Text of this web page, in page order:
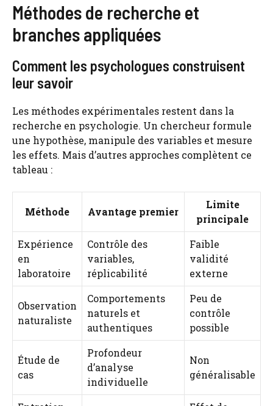
Méthodes de recherche et
branches appliquées
Comment les psychologues construisent
leur savoir
Les méthodes expérimentales restent dans la
recherche en psychologie. Un chercheur formule
une hypothèse, manipule des variables et mesure
les effets. Mais d’autres approches complètent ce
tableau :
Méthode Avantage premier
Limite
principale
Expérience
en
laboratoire
Contrôle des
variables,
réplicabilité
Faible
validité
externe
Observation
naturaliste
Comportements
naturels et
authentiques
Peu de
contrôle
possible
Étude de
cas
Profondeur
d’analyse
individuelle
Non
généralisable